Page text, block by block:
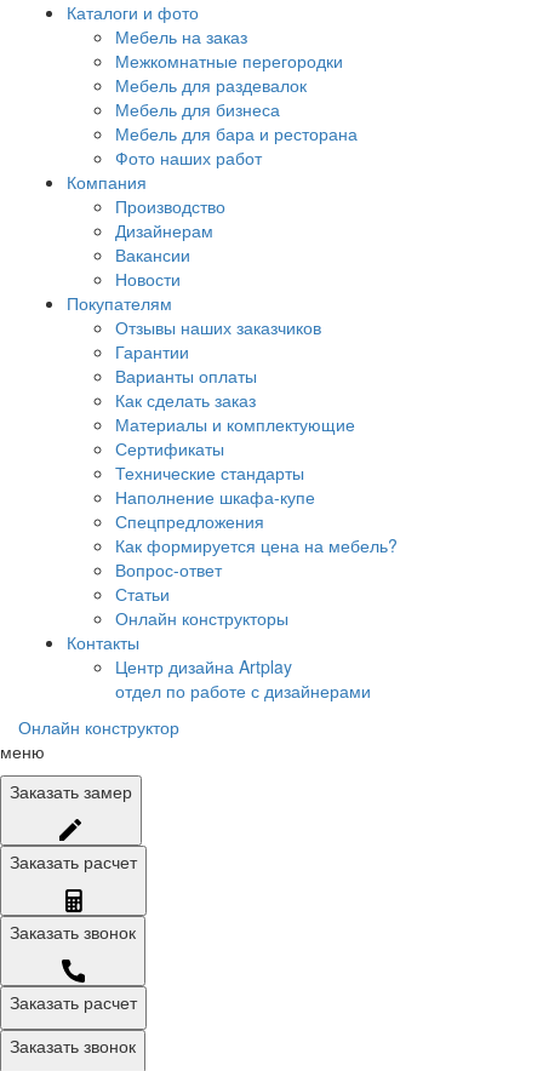
Каталоги и фото
Мебель на заказ
Межкомнатные перегородки
Мебель для раздевалок
Мебель для бизнеса
Мебель для бара и ресторана
Фото наших работ
Компания
Производство
Дизайнерам
Вакансии
Новости
Покупателям
Отзывы наших заказчиков
Гарантии
Варианты оплаты
Как сделать заказ
Материалы и комплектующие
Сертификаты
Технические стандарты
Наполнение шкафа-купе
Спецпредложения
Как формируется цена на мебель?
Вопрос-ответ
Статьи
Онлайн конструкторы
Контакты
Центр дизайна Artplay
отдел по работе с дизайнерами
Онлайн конструктор
меню
Заказать замер
Заказать расчет
Заказать звонок
Заказать расчет
Заказать звонок